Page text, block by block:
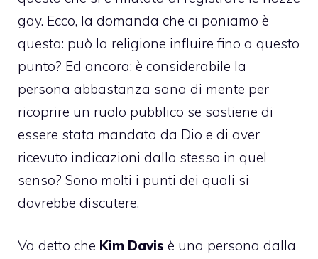
gay. Ecco, la domanda che ci poniamo è
questa: può la religione influire fino a questo
punto? Ed ancora: è considerabile la
persona abbastanza sana di mente per
ricoprire un ruolo pubblico se sostiene di
essere stata mandata da Dio e di aver
ricevuto indicazioni dallo stesso in quel
senso? Sono molti i punti dei quali si
dovrebbe discutere.
Va detto che Kim Davis è una persona dalla